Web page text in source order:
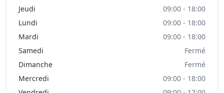
Jeudi
09:00 - 18:00
Lundi
09:00 - 18:00
Mardi
09:00 - 18:00
Samedi
Fermé
Dimanche
Fermé
Mercredi
09:00 - 18:00